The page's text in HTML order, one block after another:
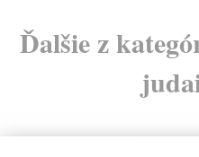
Ďalšie z